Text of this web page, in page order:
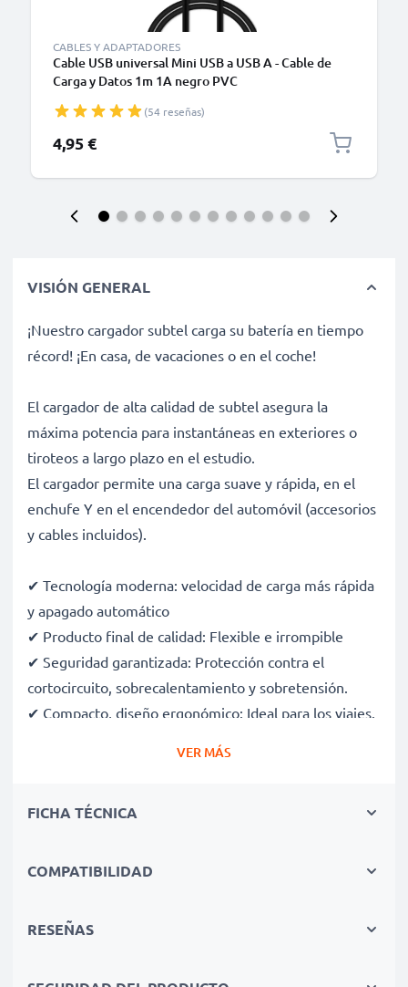
CABLES Y ADAPTADORES
Cable USB universal Mini USB a USB A - Cable de
Carga y Datos 1m 1A negro PVC
(54 reseñas)
4,95 €
VISIÓN GENERAL
¡Nuestro cargador subtel carga su batería en tiempo
récord! ¡En casa, de vacaciones o en el coche!
El cargador de alta calidad de subtel asegura la
máxima potencia para instantáneas en exteriores o
tiroteos a largo plazo en el estudio.
El cargador permite una carga suave y rápida, en el
enchufe Y en el encendedor del automóvil (accesorios
y cables incluidos).
✔ Tecnología moderna: velocidad de carga más rápida
y apagado automático
✔ Producto final de calidad: Flexible e irrompible
✔ Seguridad garantizada: Protección contra el
cortocircuito, sobrecalentamiento y sobretensión.
✔ Compacto, diseño ergonómico: Ideal para los viajes.
Adaptador de carga AC:
- Voltaje: hasta 240 voltios
VER MÁS
FICHA TÉCNICA
COMPATIBILIDAD
RESEÑAS